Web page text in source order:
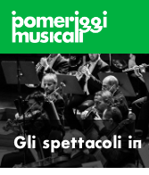
Gli spettacoli in